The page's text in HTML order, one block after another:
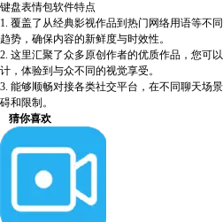
键盘表情包软件特点
1. 覆盖了从经典影视作品到热门网络用语等不
趋势，确保内容的新鲜度与时效性。
2. 这里汇聚了众多原创作者的优质作品，您可
计，体验到与众不同的视觉享受。
3. 能够顺畅对接各类社交平台，在不同聊天场
碍和限制。
猜你喜欢